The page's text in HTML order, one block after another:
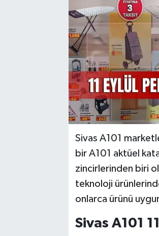
Sivas A101
bir A101 aktüel
zincirlerinden biri
teknoloji
onlarca ürünü
Sivas A101